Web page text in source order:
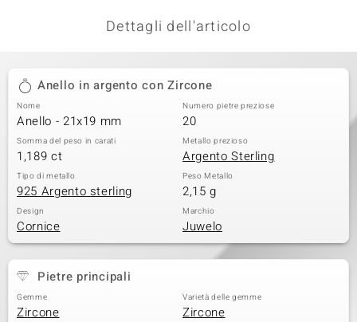
Dettagli dell'articolo
Anello in argento con Zircone
Nome
Anello - 21x19 mm
Numero pietre preziose
20
Somma del peso in carati
1,189 ct
Metallo prezioso
Argento Sterling
Tipo di metallo
925 Argento sterling
Peso Metallo
2,15 g
Design
Cornice
Marchio
Juwelo
Pietre principali
Gemme
Zircone
Varietà delle gemme
Zircone